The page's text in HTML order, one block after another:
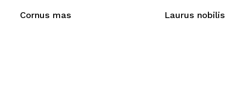
Cornus mas Laurus nobilis